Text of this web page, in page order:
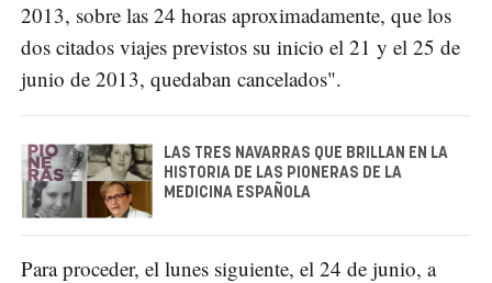
2013, sobre las 24 horas aproximadamente, que los
dos citados viajes previstos su inicio el 21 y el 25 de
junio de 2013, quedaban cancelados".
LAS TRES NAVARRAS QUE BRILLAN EN LA
HISTORIA DE LAS PIONERAS DE LA
MEDICINA ESPAÑOLA
Para proceder, el lunes siguiente, el 24 de junio, a